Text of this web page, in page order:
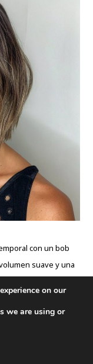
con un bob
suave y una
opción
alargados o con
on our
we are using or